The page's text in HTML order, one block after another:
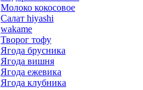
Молоко кокосовое
Салат hiyashi
wakame
Творог тофу
Ягода брусника
Ягода вишня
Ягода ежевика
Ягода клубника